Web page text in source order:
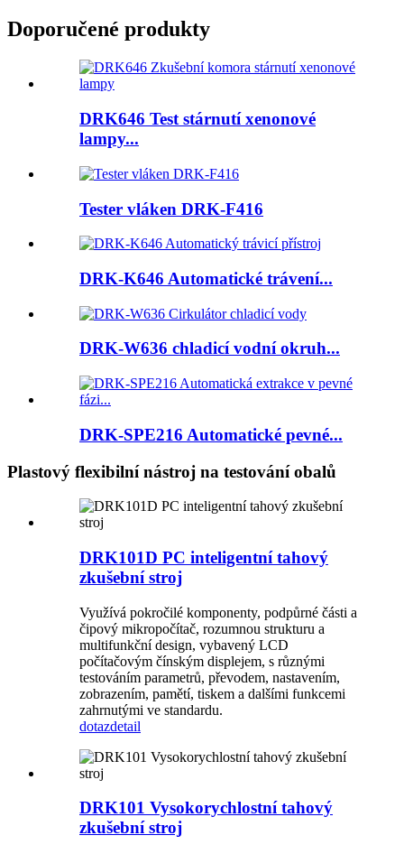
Doporučené produkty
DRK646 Test stárnutí xenonové
lampy...
Tester vláken DRK-F416
DRK-K646 Automatické trávení...
DRK-W636 chladicí vodní okruh...
DRK-SPE216 Automatické pevné...
Plastový flexibilní nástroj na testování obalů
DRK101D PC inteligentní tahový
zkušební stroj
Využívá pokročilé komponenty, podpůrné části a
čipový mikropočítač, rozumnou strukturu a
multifunkční design, vybavený LCD
počítačovým čínským displejem, s různými
testováním parametrů, převodem, nastavením,
zobrazením, pamětí, tiskem a dalšími funkcemi
zahrnutými ve standardu.
dotazdetail
DRK101 Vysokorychlostní tahový
zkušební stroj